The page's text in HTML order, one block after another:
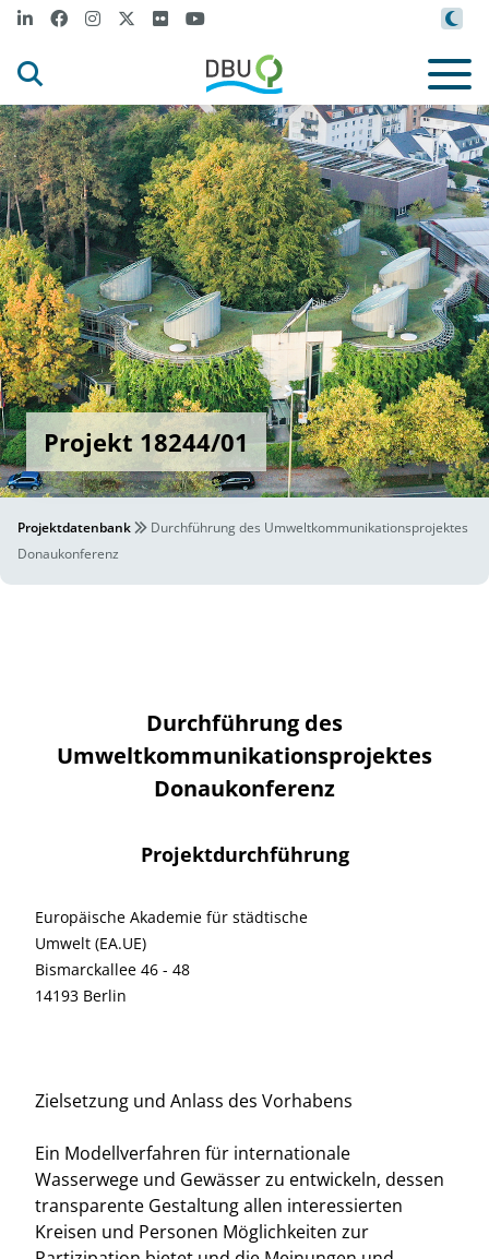
Projekt 18244/01
Projektdatenbank
Durchführung des Umweltkommunikationsprojektes
Donaukonferenz
Durchführung des
Umweltkommunikationsprojektes
Donaukonferenz
Projektdurchführung
Europäische Akademie für städtische
Umwelt (EA.UE)
Bismarckallee 46 - 48
14193 Berlin
Zielsetzung und Anlass des Vorhabens
Ein Modellverfahren für internationale
Wasserwege und Gewässer zu entwickeln, dessen
transparente Gestaltung allen interessierten
Kreisen und Personen Möglichkeiten zur